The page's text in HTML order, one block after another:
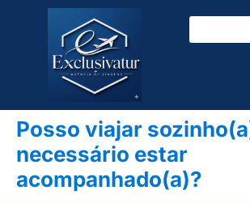
Posso viajar
necessário estar
acompanhado(a)?